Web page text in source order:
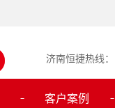
济南恒捷热线：
客户案例